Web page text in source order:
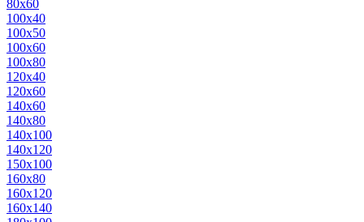
80х60
100х40
100х50
100х60
100х80
120х40
120х60
140х60
140х80
140х100
140х120
150х100
160х80
160х120
160х140